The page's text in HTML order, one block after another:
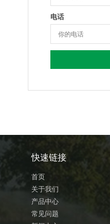
电话
快速链接
首页
关于我们
产品中心
常见问题